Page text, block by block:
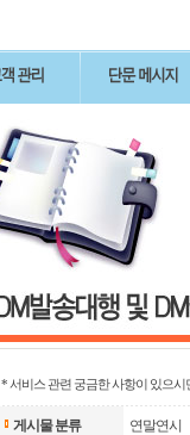
* 서비스 관련 궁금한 사항이 있으
게시물 분류 연말연시